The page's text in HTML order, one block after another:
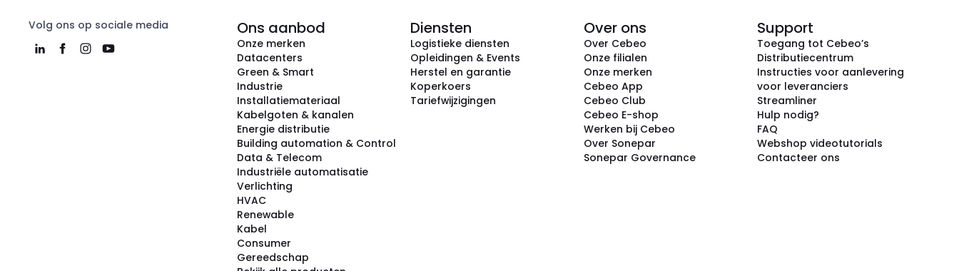
Volg ons op sociale media Ons aanbod
Onze merken
Datacenters
Green & Smart
Industrie
Installatiemateriaal
Kabelgoten & kanalen
Energie distributie
Building automation & Control
Data & Telecom
Industriële automatisatie
Verlichting
HVAC
Renewable
Kabel
Consumer
Gereedschap
Diensten
Logistieke diensten
Opleidingen & Events
Herstel en garantie
Koperkoers
Tariefwijzigingen
Over ons
Over Cebeo
Onze filialen
Onze merken
Cebeo App
Cebeo Club
Cebeo E-shop
Werken bij Cebeo
Over Sonepar
Sonepar Governance
Support
Toegang tot Cebeo’s
Distributiecentrum
Instructies voor aanlevering
voor leveranciers
Streamliner
Hulp nodig?
FAQ
Webshop videotutorials
Contacteer ons